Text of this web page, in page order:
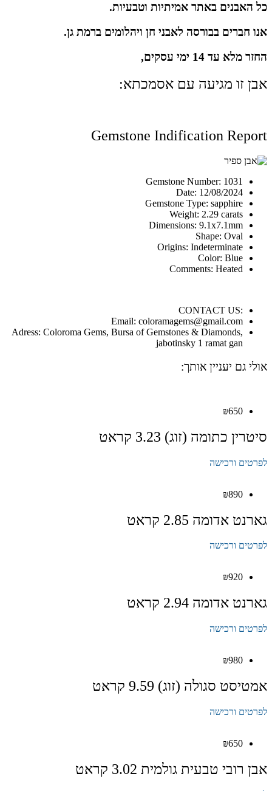
כל האבנים באתר אמיתיות וטבעיות.
אנו חברים בבורסה לאבני חן ויהלומים ברמת גן.
החזר מלא עד 14 ימי עסקים,
אבן זו מגיעה עם אסמכתא:
Gemstone Indification Report
Gemstone Number: 1031
Date: 12/08/2024
Gemstone Type: sapphire
Weight: 2.29 carats
Dimensions: 9.1x7.1mm
Shape: Oval
Origins: Indeterminate
Color: Blue
Comments: Heated
:CONTACT US
Email: coloramagems@gmail.com
Adress: Coloroma Gems, Bursa of Gemstones & Diamonds,
jabotinsky 1 ramat gan
אולי גם יעניין אותך:
₪650
סיטרין כתומה (זוג) 3.23 קראט
לפרטים ורכישה
₪890
גארנט אדומה 2.85 קראט
לפרטים ורכישה
₪920
גארנט אדומה 2.94 קראט
לפרטים ורכישה
₪980
אמטיסט סגולה (זוג) 9.59 קראט
לפרטים ורכישה
₪650
אבן רובי טבעית גולמית 3.02 קראט